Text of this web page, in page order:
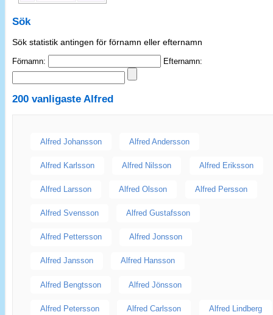
Sök
Sök statistik antingen för förnamn eller efternamn
Förnamn: Efternamn:
200 vanligasteAlfred
Alfred Johansson Alfred Andersson
Alfred Karlsson Alfred Nilsson Alfred Eriksson
Alfred Larsson Alfred Olsson Alfred Persson
Alfred Svensson Alfred Gustafsson
Alfred Pettersson Alfred Jonsson
Alfred Jansson Alfred Hansson
Alfred Bengtsson Alfred Jönsson
Alfred Petersson Alfred Carlsson Alfred Lindberg